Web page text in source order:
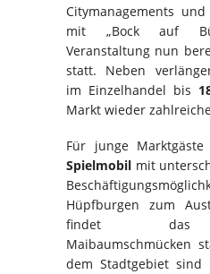
Citymanagements
mit „Bock auf
Veranstaltung nun
statt. Neben
im Einzelhandel bis
Markt wieder
Für junge
Spielmobil mit
Hüpfburgen zum
findet das
Maibaumschmücken
dem Stadtgebiet sind